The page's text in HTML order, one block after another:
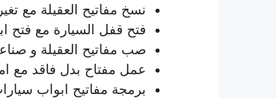
نسخ مفاتيح العقيلة مع
فتح قفل السيارة مع فتح
صب مفاتيح العقيلة و
عمل مفتاح بدل فاقد مع
برمجة مفاتيح ابواب